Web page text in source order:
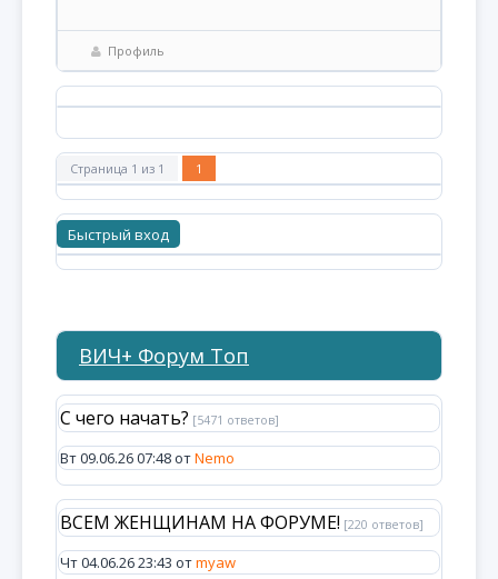
Профиль
Страница 1 из 1 1
ВИЧ+ Форум Топ
С чего начать? [5471 ответов]
Вт 09.06.26 07:48 отNemo
ВСЕМ ЖЕНЩИНАМ НА ФОРУМЕ! [220 ответов]
Чт 04.06.26 23:43 отmyaw